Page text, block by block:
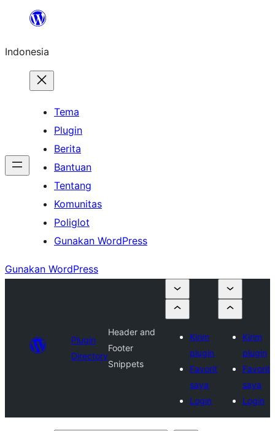
Lewati
konten
Indonesia
Tema
Plugin
Berita
Bantuan
Tentang
Komunitas
Poliglot
Gunakan WordPress
Gunakan WordPress
Plugin
Directory
Header and
Footer
Snippets
Kirim
plugin
Favorit
saya
Login
Kirim
plugin
Favorit
saya
Login